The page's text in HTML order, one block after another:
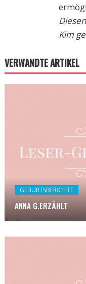
Kim
VERWANDTE ARTIKEL
GEBURTSBERICHTE
ANNA G.ERZÄHLT